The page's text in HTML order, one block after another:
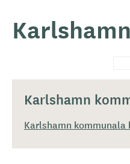
Karlshamn
Karlshamn